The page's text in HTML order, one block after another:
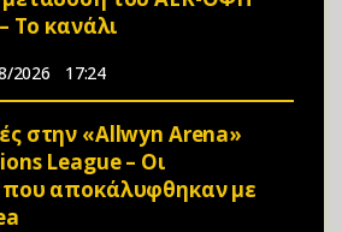
Το κανάλι
2026 17:24
στην «Allwyn Arena»
League – Οι
που αποκάλυφθηκαν με